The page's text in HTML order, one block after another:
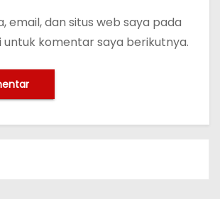
email, dan situs web saya pada
untuk komentar saya berikutnya.